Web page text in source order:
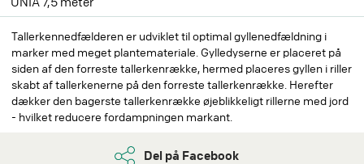
Tallerkennedfælderen er udviklet til optimal gyllenedfældning i
marker med meget plantemateriale. Gylledyserne er placeret på
siden af den forreste tallerkenrække, hermed placeres gyllen i riller
skabt af tallerkenerne på den forreste tallerkenrække. Herefter
dækker den bagerste tallerkenrække øjeblikkeligt rillerne med jord
- hvilket reducere fordampningen markant.
Del på Facebook